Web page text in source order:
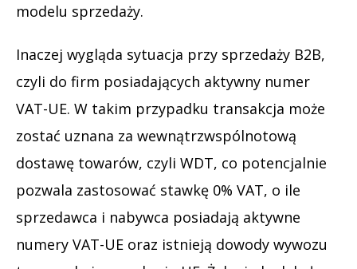
modelu sprzedaży.
Inaczej wygląda sytuacja przy sprzedaży B2B,
czyli do firm posiadających aktywny numer
VAT-UE. W takim przypadku transakcja może
zostać uznana za wewnątrzwspólnotową
dostawę towarów, czyli WDT, co potencjalnie
pozwala zastosować stawkę 0% VAT, o ile
sprzedawca i nabywca posiadają aktywne
numery VAT-UE oraz istnieją dowody wywozu